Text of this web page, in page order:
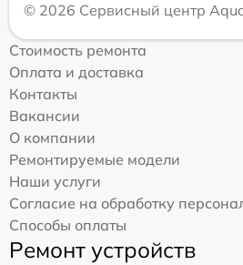
© 2026 Сервисный центр
Стоимость ремонта
Оплата и доставка
Контакты
Вакансии
О компании
Ремонтируемые модели
Наши услуги
Согласие на обработку
Способы оплаты
Ремонт устройств